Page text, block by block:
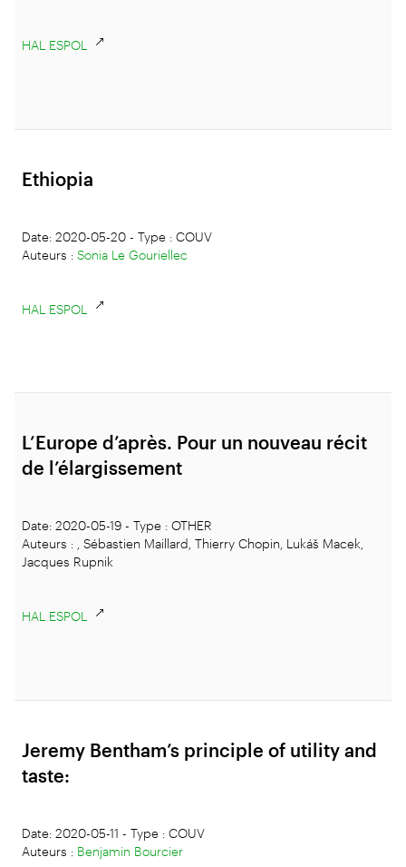
HAL ESPOL
Ethiopia
Date: 2020-05-20 - Type : COUV
Auteurs : Sonia Le Gouriellec
HAL ESPOL
L’Europe d’après. Pour un nouveau récit
de l’élargissement
Date: 2020-05-19 - Type : OTHER
Auteurs : , Sébastien Maillard, Thierry Chopin, Lukáš Macek,
Jacques Rupnik
HAL ESPOL
Jeremy Bentham’s principle of utility and
taste:
Date: 2020-05-11 - Type : COUV
Auteurs : Benjamin Bourcier